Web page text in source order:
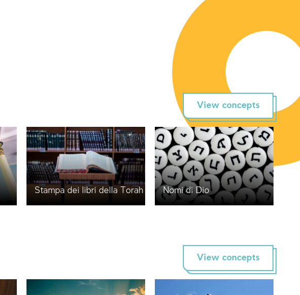
View concepts
Stampa dei libri della Torah Nomi di Dio
View concepts